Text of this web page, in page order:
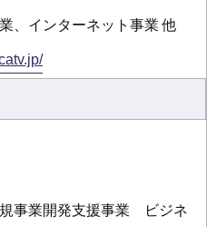
、インターネット事業 他
事業開発支援事業 ビジネ